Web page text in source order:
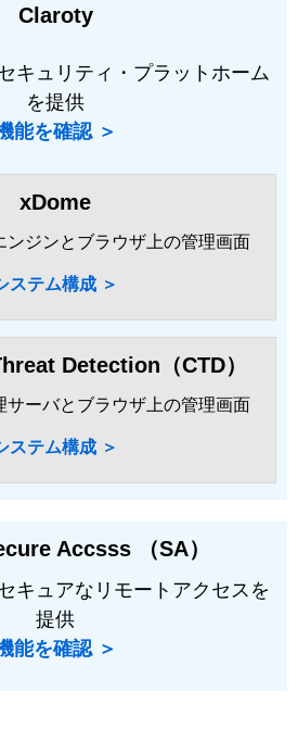
Claroty
キュリティ・プラットホーム
を提供
能を確認 ＞
xDome
ンジンとブラウザ上の管理画面
ステム構成 ＞
Detection（CTD）
サーバとブラウザ上の管理画面
ステム構成 ＞
Accsss （SA）
キュアなリモートアクセスを
提供
能を確認 ＞